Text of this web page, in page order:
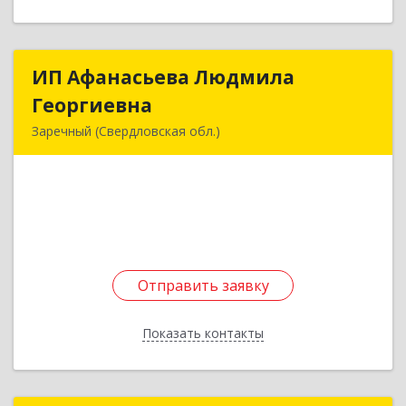
ИП Афанасьева Людмила
Георгиевна
Заречный (Свердловская обл.)
Отправить заявку
Показать контакты
ИП Афанасьева Людмила
Отправить заявку
Назад